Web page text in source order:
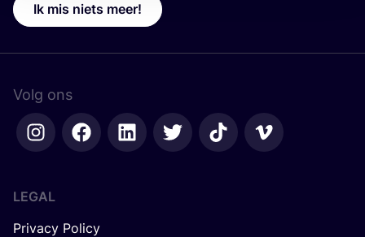
Ik mis niets meer!
Volg ons
LEGAL
Privacy Policy